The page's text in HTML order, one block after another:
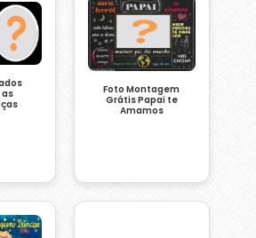
as
Foto Montagem
Grátis Papai te
Amamos